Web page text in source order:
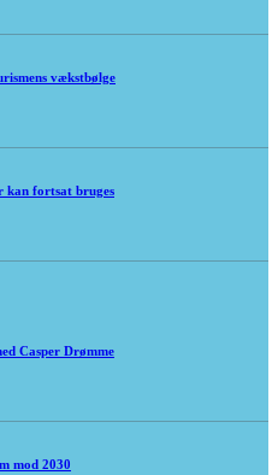
vækstbølge
kan fortsat bruges
Casper Drømme
mod 2030